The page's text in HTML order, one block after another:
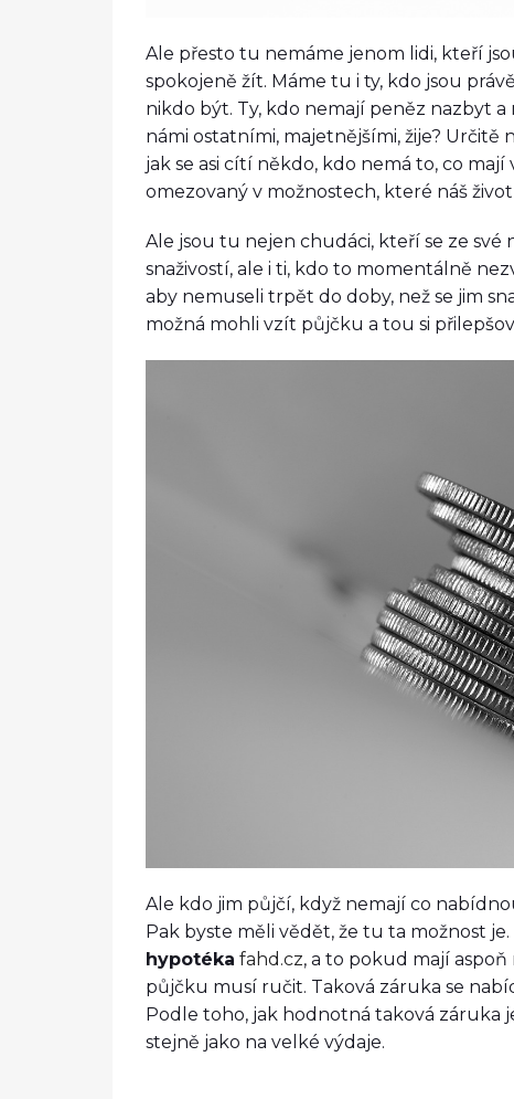
Ale přesto tu nemáme jenom lidi, kteří
spokojeně žít. Máme tu i ty, kdo jsou
nikdo být. Ty, kdo nemají peněz nazbyt a
námi ostatními, majetnějšími, žije? Určitě
jak se asi cítí někdo, kdo nemá to, co
omezovaný v možnostech, které náš
Ale jsou tu nejen chudáci, kteří se ze
snaživostí, ale i ti, kdo to momentálně
aby nemuseli trpět do doby, než se jim
možná mohli vzít půjčku a tou si
Ale kdo jim půjčí, když nemají co
Pak byste měli vědět, že tu ta možnost
hypotéka fahd.cz, a to pokud mají
půjčku musí ručit. Taková záruka se
Podle toho, jak hodnotná taková záruka
stejně jako na velké výdaje.